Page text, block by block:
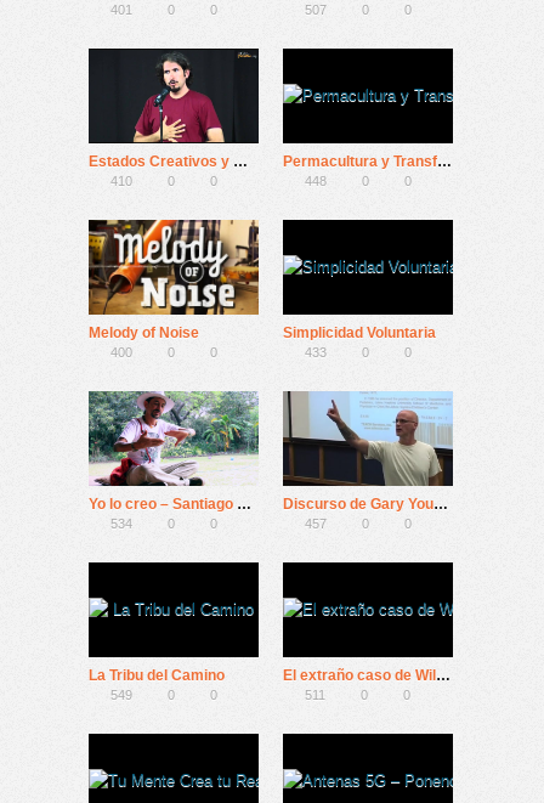
401 0 0 507 0 0
Estados Creativos y Maestros Creadores – Victor Brossa
410 0 0
Permacultura y Transformación Interior | ANDREA GIRALDO
448 0 0
Melody of Noise
400 0 0
Simplicidad Voluntaria
433 0 0
Yo lo creo – Santiago Pando
534 0 0
Discurso de Gary Yourofsky
457 0 0
La Tribu del Camino
549 0 0
El extraño caso de Wilhelm Reich – la película
511 0 0